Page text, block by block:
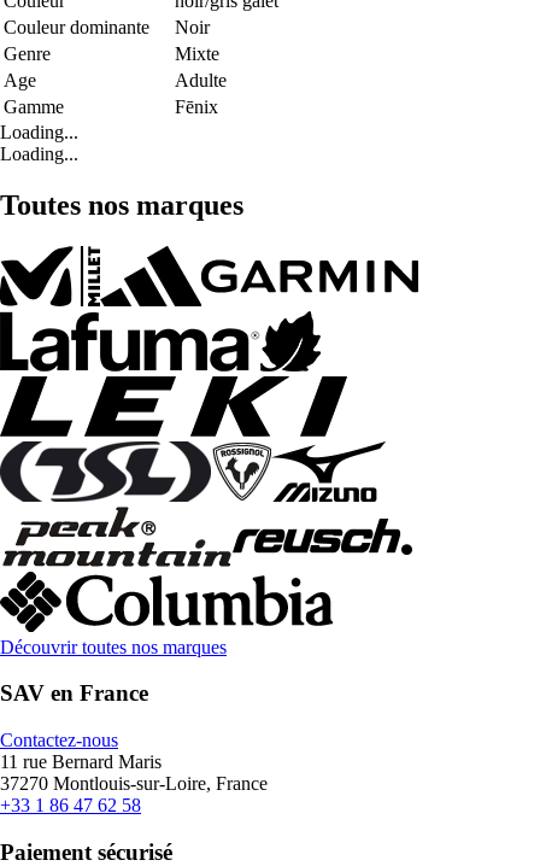
Couleur dominante
Noir
Genre
Mixte
Age
Adulte
Gamme
Fēnix
Loading...
Loading...
Toutes nos marques
Découvrir toutes nos marques
SAV en France
Contactez-nous
11 rue Bernard Maris
37270 Montlouis-sur-Loire, France
+33 1 86 47 62 58
Paiement sécurisé